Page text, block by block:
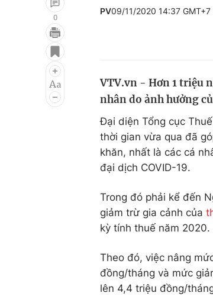
Điện ảnh
Âm nhạc
Làm đẹp
0
PV09/11/2020 14:37 GMT+7
VTV.vn - Hơn 1 triệu
nhân do ảnh hưởng
Đại diện Tổng cục
thời gian vừa qua đã
khăn, nhất là các cá
đại dịch COVID-19.
Trong đó phải kể đến
giảm trừ gia cảnh của
kỳ tính thuế năm 2020.
Theo đó, việc nâng
đồng/tháng và mức
lên 4,4 triệu đồng/